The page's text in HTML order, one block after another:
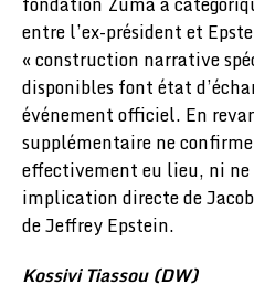
entre l’ex-président et
« construction narrative
disponibles font état
événement officiel. En
supplémentaire ne
effectivement eu lieu, ni
implication directe de
de Jeffrey Epstein.
Kossivi Tiassou (DW)